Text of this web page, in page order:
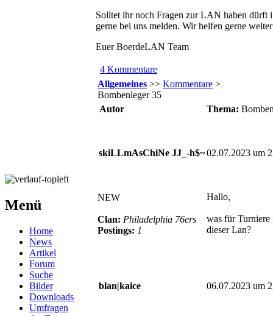
Menü
Home
News
Artikel
Forum
Suche
Bilder
Downloads
Umfragen
Solltet ihr noch Fragen zur LAN haben dürft
gerne bei uns melden. Wir helfen gerne
Euer BoerdeLAN Team
4 Kommentare
Allgemeines >> Kommentare >
Bombenleger 35
Autor
Thema:
skiLLmAsChiNe JJ_-h$~02.07.2023 um
NEW
Clan: Philadelphia 76ers
Postings: 1
Hallo,
was für Turniere
dieser Lan?
blan|kaice 06.07.2023 um